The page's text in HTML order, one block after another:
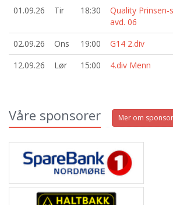
01.09.26
Tir 18:30
Quality Prinsen-
avd. 06
02.09.26
Ons 19:00
G14 2.div
12.09.26
Lør 15:00 4.div Menn
Våre sponsorer Mer om